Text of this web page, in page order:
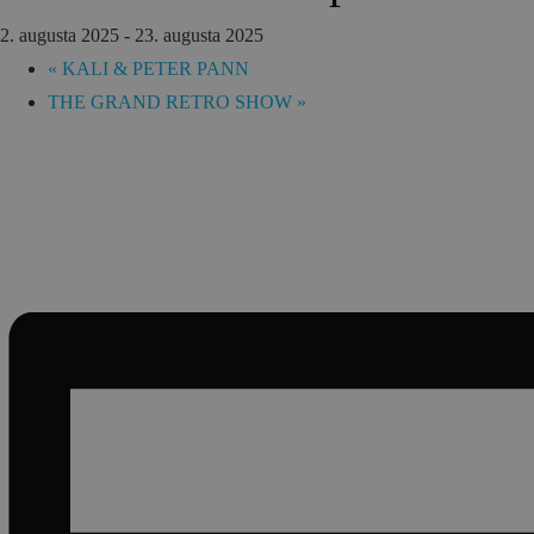
Gastronómia
Ubytovanie
2. augusta 2025 - 23. augusta 2025
« KALI & PETER PANN
THE GRAND RETRO SHOW »